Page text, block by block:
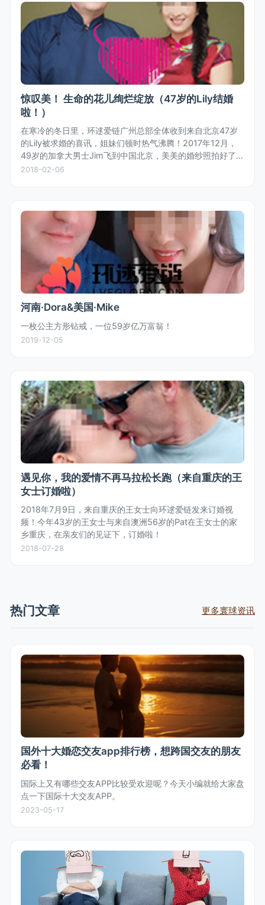
惊叹美！ 生命的花儿绚烂绽放（47岁的Lily结婚
啦！）
在寒冷的冬日里，环逑爱链广州总部全体收到来自北京47岁
的Lily被求婚的喜讯，姐妹们顿时热气沸腾！2017年12月，
49岁的加拿大男士Jim飞到中国北京，美美的婚纱照拍好了，
浓浓的中国风情是Jim特别喜欢的！Jim与Lily二人在亲戚朋友
2018-02-06
河南·Dora&美国·Mike
一枚公主方形钻戒，一位59岁亿万富翁！
2019-12-05
遇见你，我的爱情不再马拉松长跑（来自重庆的王
女士订婚啦）
2018年7月9日，来自重庆的王女士向环逑爱链发来订婚视
频！今年43岁的王女士与来自澳洲56岁的Pat在王女士的家
乡重庆，在亲友们的见证下，订婚啦！
2018-07-28
热门文章 更多寰球资讯
国外十大婚恋交友app排行榜，想跨国交友的朋友
必看！
国际上又有哪些交友APP比较受欢迎呢？今天小编就给大家盘
点一下国际十大交友APP。
2023-05-17